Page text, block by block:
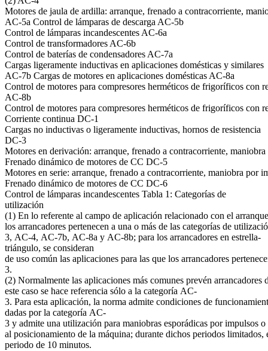
Motores de jaula de ardilla: arranque, frenado a contracorriente,
AC-5a Control de lámparas de descarga AC-5b
Control de lámparas incandescentes AC-6a
Control de transformadores AC-6b
Control de baterías de condensadores AC-7a
Cargas ligeramente inductivas en aplicaciones domésticas y similares
AC-7b Cargas de motores en aplicaciones domésticas AC-8a
Control de motores para compresores herméticos de frigoríficos con
AC-8b
Control de motores para compresores herméticos de frigoríficos con
Corriente continua DC-1
Cargas no inductivas o ligeramente inductivas, hornos de resistencia
DC-3
Motores en derivación: arranque, frenado a contracorriente,
Frenado dinámico de motores de CC DC-5
Motores en serie: arranque, frenado a contracorriente, maniobra por
Frenado dinámico de motores de CC DC-6
Control de lámparas incandescentes Tabla 1: Categorías de
utilización
(1) En lo referente al campo de aplicación relacionado con el
los arrancadores pertenecen a una o más de las categorías de
3, AC-4, AC-7b, AC-8a y AC-8b; para los arrancadores en estrella-
triángulo, se consideran
de uso común las aplicaciones para las que los arrancadores
3.
(2) Normalmente las aplicaciones más comunes prevén
este caso se hace referencia sólo a la categoría AC-
3. Para esta aplicación, la norma admite condiciones de
dadas por la categoría AC-
3 y admite una utilización para maniobras esporádicas por impulsos
al posicionamiento de la máquina; durante dichos periodos
periodo de 10 minutos.